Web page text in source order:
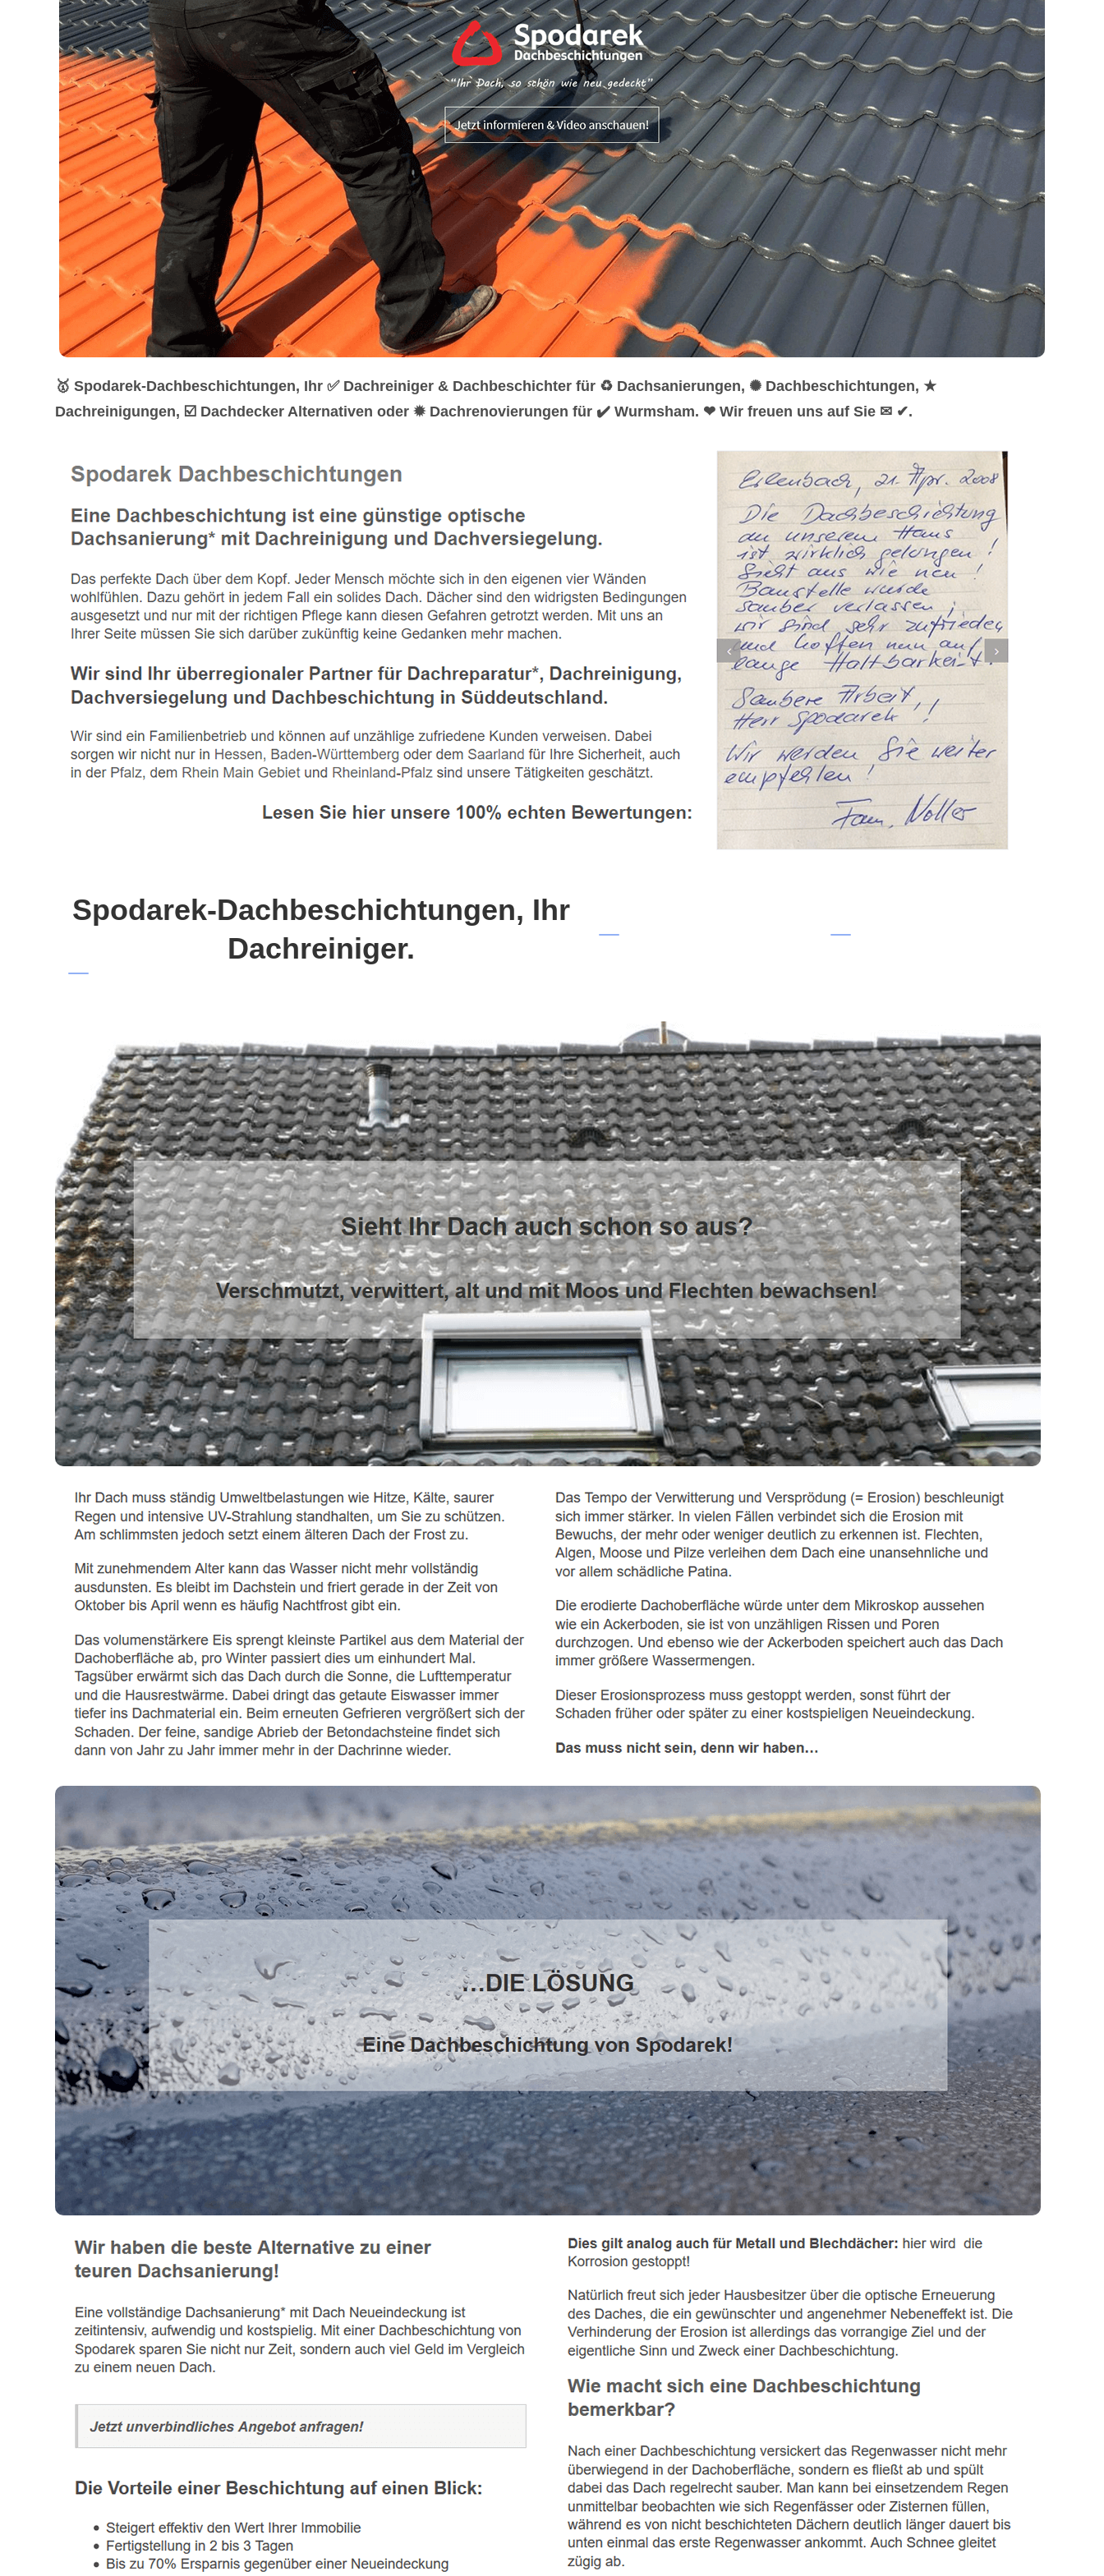
🥇 Spodarek-Dachbeschichtungen, Ihr ✅ Dachreiniger & Dachbeschichter für ♻ Dachsanierungen, ✺ Dachbeschichtungen, ★
Dachreinigungen, ☑️ Dachdecker Alternativen oder ✹ Dachrenovierungen für ✔️ Wurmsham. ❤ Wir freuen uns auf Sie ✉ ✔.
Spodarek-Dachbeschichtungen, Ihr
Dachreiniger.